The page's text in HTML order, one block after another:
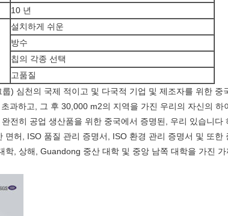
10 년
설치하게 쉬운
방수
칩의 각종 선택
고품질
) 심천의 국제 적이고 및 다국적 기업 및 제조자를 위한 중
과하고, 그 후 30,000 m2의 지역을 가진 우리의 자신의 하
전히 공업 생산품을 위한 중국에서 증명된, 우리 있습니다
면허, ISO 품질 관리 증명서, ISO 환경 관리 증명서 및 또한
학, 상해, Guandong 중산 대학 및 중앙 남쪽 대학을 가진